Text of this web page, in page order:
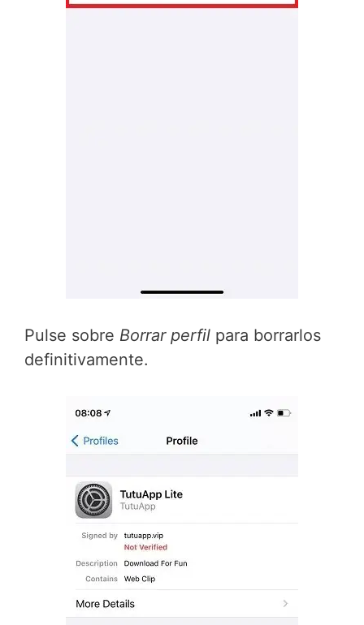
Pulse sobre Borrar perfil para borrarlos
definitivamente.